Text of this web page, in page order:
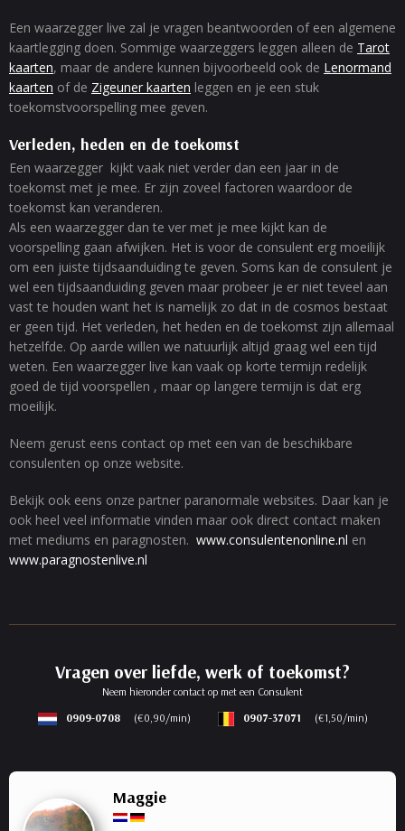
Een waarzegger live zal je vragen beantwoorden of een algemene
kaartlegging doen. Sommige waarzeggers leggen alleen de Tarot
kaarten, maar de andere kunnen bijvoorbeeld ook de Lenormand
kaarten of de Zigeuner kaarten leggen en je een stuk
toekomstvoorspelling mee geven.
Verleden, heden en de toekomst
Een waarzegger kijkt vaak niet verder dan een jaar in de
toekomst met je mee. Er zijn zoveel factoren waardoor de
toekomst kan veranderen.
Als een waarzegger dan te ver met je mee kijkt kan de
voorspelling gaan afwijken. Het is voor de consulent erg moeilijk
om een juiste tijdsaanduiding te geven. Soms kan de consulent je
wel een tijdsaanduiding geven maar probeer je er niet teveel aan
vast te houden want het is namelijk zo dat in de cosmos bestaat
er geen tijd. Het verleden, het heden en de toekomst zijn allemaal
hetzelfde. Op aarde willen we natuurlijk altijd graag wel een tijd
weten. Een waarzegger live kan vaak op korte termijn redelijk
goed de tijd voorspellen , maar op langere termijn is dat erg
moeilijk.
Neem gerust eens contact op met een van de beschikbare
consulenten op onze website.
Bekijk ook eens onze partner paranormale websites. Daar kan je
ook heel veel informatie vinden maar ook direct contact maken
met mediums en paragnosten. www.consulentenonline.nl en
www.paragnostenlive.nl
Vragen over liefde, werk of toekomst?
Neem hieronder contact op met een Consulent
0909-0708
(€0,90/min) 0907-37071 (€1,50/min)
Maggie